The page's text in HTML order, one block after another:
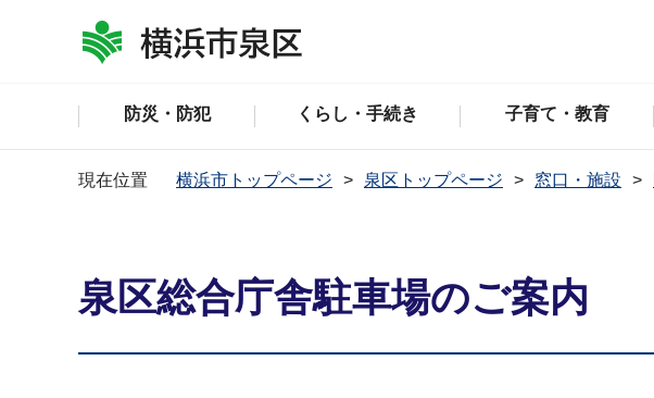
防災・防犯 くらし・手続き 子育て・教育
現在位置 横浜市トップページ 泉区トップページ 窓口・施設
泉区総合庁舎駐車場のご案内